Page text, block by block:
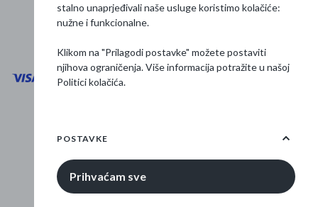
Osnovne informacije
© 2026 Žuti klik
stalno unaprjeđivali naše usluge koristimo kolačiće:
nužne i funkcionalne.
Klikom na "Prilagodi postavke" možete postaviti
njihova ograničenja. Više informacija potražite u našoj
Politici kolačića.
POSTAVKE
Prihvaćam sve